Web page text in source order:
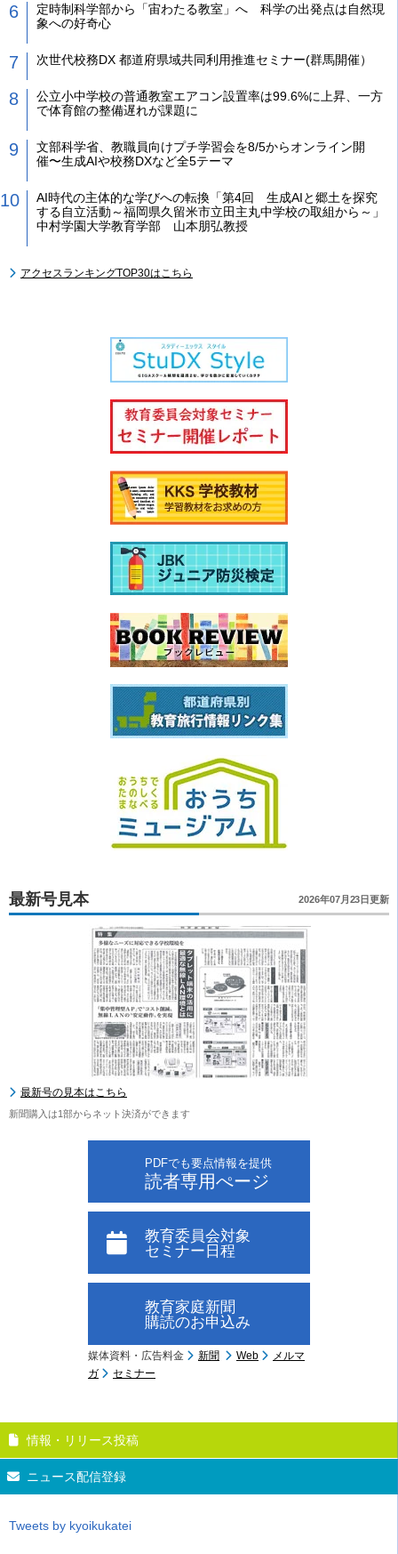
定時制科学部から「宙わたる教室」へ 科学の出発点は自然現
象への好奇心
次世代校務DX 都道府県域共同利用推進セミナー(群馬開催）
公立小中学校の普通教室エアコン設置率は99.6%に上昇、一方
で体育館の整備遅れが課題に
文部科学省、教職員向けプチ学習会を8/5からオンライン開
催〜生成AIや校務DXなど全5テーマ
AI時代の主体的な学びへの転換「第4回 生成AIと郷土を探究
する自立活動～福岡県久留米市立田主丸中学校の取組から～」
中村学園大学教育学部 山本朋弘教授
アクセスランキングTOP30はこちら
最新号見本 2026年07月23日更新
最新号の見本はこちら
新聞購入は1部からネット決済ができます
PDFでも要点情報を提供
読者専用ぺージ
教育委員会対象
セミナー日程
教育家庭新聞
購読のお申込み
媒体資料・広告料金 新聞 Web
メルマ
ガ
セミナー
情報・リリース投稿
ニュース配信登録
Tweets by kyoikukatei